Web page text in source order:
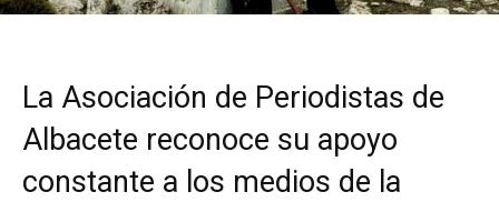
La Asociación de Periodistas de
Albacete reconoce su apoyo
constante a los medios de la